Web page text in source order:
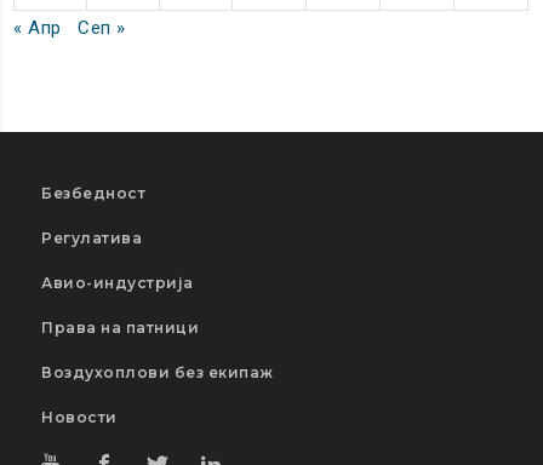
« Апр
Сеп »
Безбедност
Регулатива
Авио-индустрија
Права на патници
Воздухоплови без екипаж
Новости